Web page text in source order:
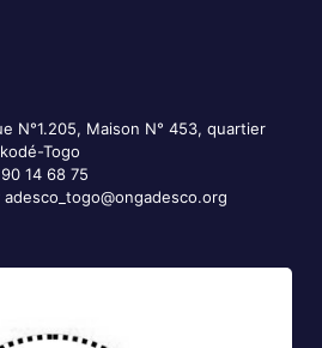
N°1.205, Maison N° 453, quartier
Togo
14 68 75